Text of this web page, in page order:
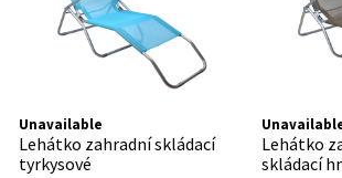
Unavailable
Lehátko zahradní skládací
tyrkysové
Lehátko
skládací